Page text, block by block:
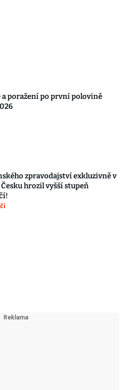
a poražení po první polovině
zpravodajství exkluzivně v
hrozil vyšší stupeň